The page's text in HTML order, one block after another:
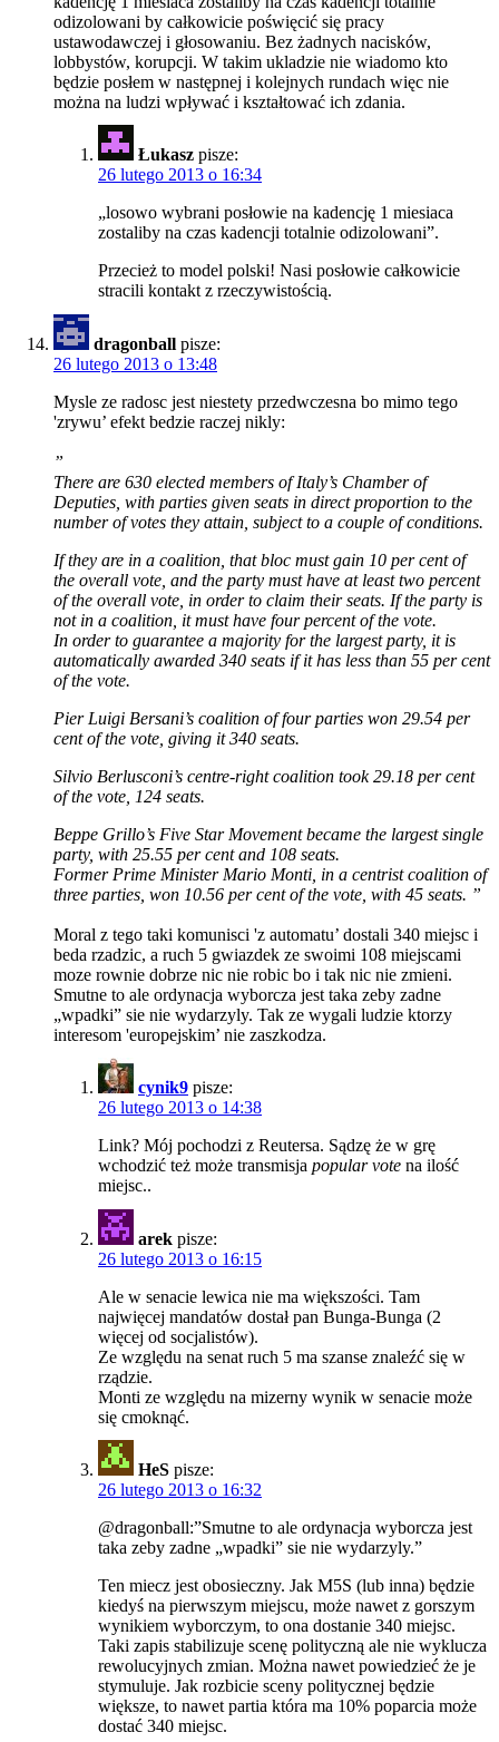
odizolowani by całkowicie poświęcić się pracy
ustawodawczej i głosowaniu. Bez żadnych nacisków,
lobbystów, korupcji. W takim ukladzie nie wiadomo kto
będzie posłem w następnej i kolejnych rundach więc nie
można na ludzi wpływać i kształtować ich zdania.
Łukasz pisze:
26 lutego 2013 o 16:34
„losowo wybrani posłowie na kadencję 1 miesiaca
zostaliby na czas kadencji totalnie odizolowani”.
Przecież to model polski! Nasi posłowie całkowicie
stracili kontakt z rzeczywistością.
dragonball pisze:
26 lutego 2013 o 13:48
Mysle ze radosc jest niestety przedwczesna bo mimo tego
'zrywu’ efekt bedzie raczej nikly:
”
There are 630 elected members of Italy’s Chamber of
Deputies, with parties given seats in direct proportion to the
number of votes they attain, subject to a couple of conditions.
If they are in a coalition, that bloc must gain 10 per cent of
the overall vote, and the party must have at least two percent
of the overall vote, in order to claim their seats. If the party is
not in a coalition, it must have four percent of the vote.
In order to guarantee a majority for the largest party, it is
automatically awarded 340 seats if it has less than 55 per cent
of the vote.
Pier Luigi Bersani’s coalition of four parties won 29.54 per
cent of the vote, giving it 340 seats.
Silvio Berlusconi’s centre-right coalition took 29.18 per cent
of the vote, 124 seats.
Beppe Grillo’s Five Star Movement became the largest single
party, with 25.55 per cent and 108 seats.
Former Prime Minister Mario Monti, in a centrist coalition of
three parties, won 10.56 per cent of the vote, with 45 seats. ”
Moral z tego taki komunisci 'z automatu’ dostali 340 miejsc i
beda rzadzic, a ruch 5 gwiazdek ze swoimi 108 miejscami
moze rownie dobrze nic nie robic bo i tak nic nie zmieni.
Smutne to ale ordynacja wyborcza jest taka zeby zadne
„wpadki” sie nie wydarzyly. Tak ze wygali ludzie ktorzy
interesom 'europejskim’ nie zaszkodza.
cynik9 pisze:
26 lutego 2013 o 14:38
Link? Mój pochodzi z Reutersa. Sądzę że w grę
wchodzić też może transmisja popular vote na ilość
miejsc..
arek pisze:
26 lutego 2013 o 16:15
Ale w senacie lewica nie ma większości. Tam
najwięcej mandatów dostał pan Bunga-Bunga (2
więcej od socjalistów).
Ze względu na senat ruch 5 ma szanse znaleźć się w
rządzie.
Monti ze względu na mizerny wynik w senacie może
się cmoknąć.
HeS pisze:
26 lutego 2013 o 16:32
@dragonball:”Smutne to ale ordynacja wyborcza jest
taka zeby zadne „wpadki” sie nie wydarzyly.”
Ten miecz jest obosieczny. Jak M5S (lub inna) będzie
kiedyś na pierwszym miejscu, może nawet z gorszym
wynikiem wyborczym, to ona dostanie 340 miejsc.
Taki zapis stabilizuje scenę polityczną ale nie wyklucza
rewolucyjnych zmian. Można nawet powiedzieć że je
stymuluje. Jak rozbicie sceny politycznej będzie
większe, to nawet partia która ma 10% poparcia może
dostać 340 miejsc.